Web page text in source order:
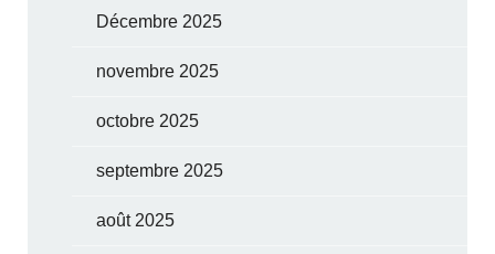
Décembre 2025
novembre 2025
octobre 2025
septembre 2025
août 2025